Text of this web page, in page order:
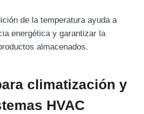
de la temperatura ayuda a
energética y garantizar la
almacenados.
climatización y
HVAC